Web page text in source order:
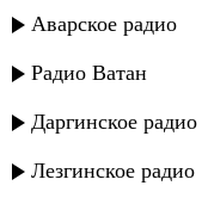
Аварское радио
Радио Ватан
Даргинское радио
Лезгинское радио
Пазилат
Пазилат